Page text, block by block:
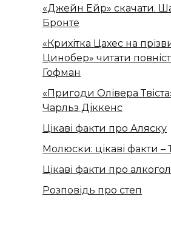
«Джейн Ейр» скачати.
Бронте
«Крихітка Цахес на
Цинобер» читати
Гофман
«Пригоди Олівера
Чарльз Діккенс
Цікаві факти про Аляску
Молюски: цікаві факти –
Цікаві факти про
Розповідь про степ